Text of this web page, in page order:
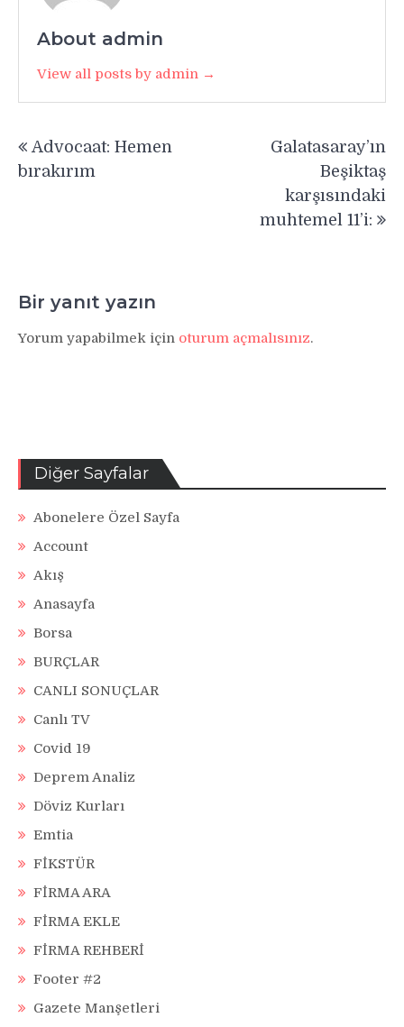
About admin
View all posts by admin →
gezinmesi
Advocaat: Hemen
bırakırım
Galatasaray’ın
Beşiktaş
karşısındaki
muhtemel 11’i:
Bir yanıt yazın
Yorum yapabilmek için oturum açmalısınız.
Diğer Sayfalar
Abonelere Özel Sayfa
Account
Akış
Anasayfa
Borsa
BURÇLAR
CANLI SONUÇLAR
Canlı TV
Covid 19
Deprem Analiz
Döviz Kurları
Emtia
FİKSTÜR
FİRMA ARA
FİRMA EKLE
FİRMA REHBERİ
Footer #2
Gazete Manşetleri